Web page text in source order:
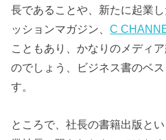
長であることや、新たに起業
ッションマガジン、C
こともあり、かなりのメディ
のでしょう、ビジネス書のベ
す。
ところで、社長の書籍出版と